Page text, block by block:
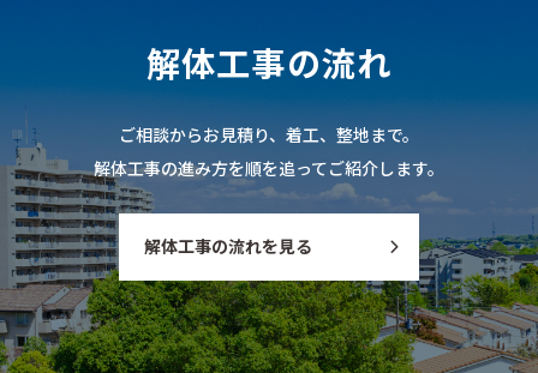
解体工事の流れ
ご相談からお見積り、着工、整地まで。
解体工事の進み方を順を追ってご紹介します。
解体工事の流れを見る